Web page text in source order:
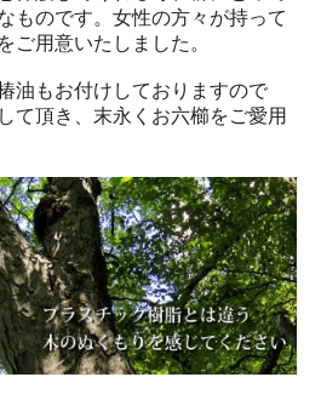
ものです。女性の方々が持って
ご用意いたしました。
油もお付けしておりますので
て頂き、末永くお六櫛をご愛用